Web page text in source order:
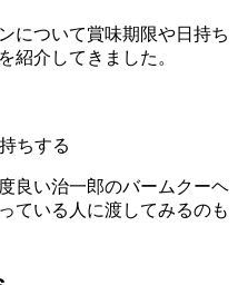
について賞味期限や日持ち
紹介してきました。
ちする
良い治一郎のバームクーヘ
ている人に渡してみるのも